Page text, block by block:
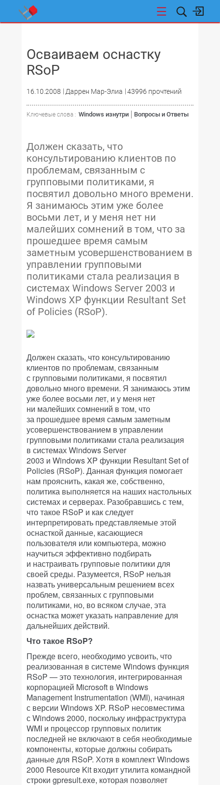
Осваиваем оснастку
RSoP
16.10.2008 Даррен Мар-Элиа 43996 прочтений
Ключевые слова : Windows изнутри Вопросы и Ответы
Должен сказать, что
консультированию клиентов по
проблемам, связанным с
групповыми политиками, я
посвятил довольно много времени.
Я занимаюсь этим уже более
восьми лет, и у меня нет ни
малейших сомнений в том, что за
прошедшее время самым
заметным усовершенствованием в
управлении групповыми
политиками стала реализация в
системах Windows Server 2003 и
Windows XP функции Resultant Set
of Policies (RSoP).
Должен сказать, что консультированию
клиентов по проблемам, связанным
с групповыми политиками, я посвятил
довольно много времени. Я занимаюсь этим
уже более восьми лет, и у меня нет
ни малейших сомнений в том, что
за прошедшее время самым заметным
усовершенствованием в управлении
групповыми политиками стала реализация
в системах Windows Server
2003 и Windows XP функции Resultant Set of
Policies (RSoP). Данная функция помогает
нам прояснить, какая же, собственно,
политика выполняется на наших настольных
системах и серверах. Разобравшись с тем,
что такое RSoP и как следует
интерпретировать представляемые этой
оснасткой данные, касающиеся
пользователя или компьютера, можно
научиться эффективно подбирать
и настраивать групповые политики для
своей среды. Разумеется, RSoP нельзя
назвать универсальным решением всех
проблем, связанных с групповыми
политиками, но, во всяком случае, эта
оснастка может указать направление для
дальнейших действий.
Что такое RSoP?
Прежде всего, необходимо усвоить, что
реализованная в системе Windows функция
RSoP — это технология, интегрированная
корпорацией Microsoft в Windows
Management Instrumentation (WMI), начиная
с версии Windows XP. RSoP несовместима
с Windows 2000, поскольку инфраструктура
WMI и процессор групповых политик
последней не включают в себя необходимые
компоненты, которые должны собирать
данные для RSoP. Хотя в комплект Windows
2000 Resource Kit входит утилита командной
строки gpresult.exe, которая позволяет